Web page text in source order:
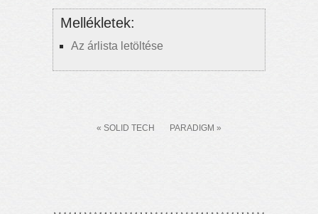
Mellékletek:
Az árlista letöltése
« SOLID TECH PARADIGM »